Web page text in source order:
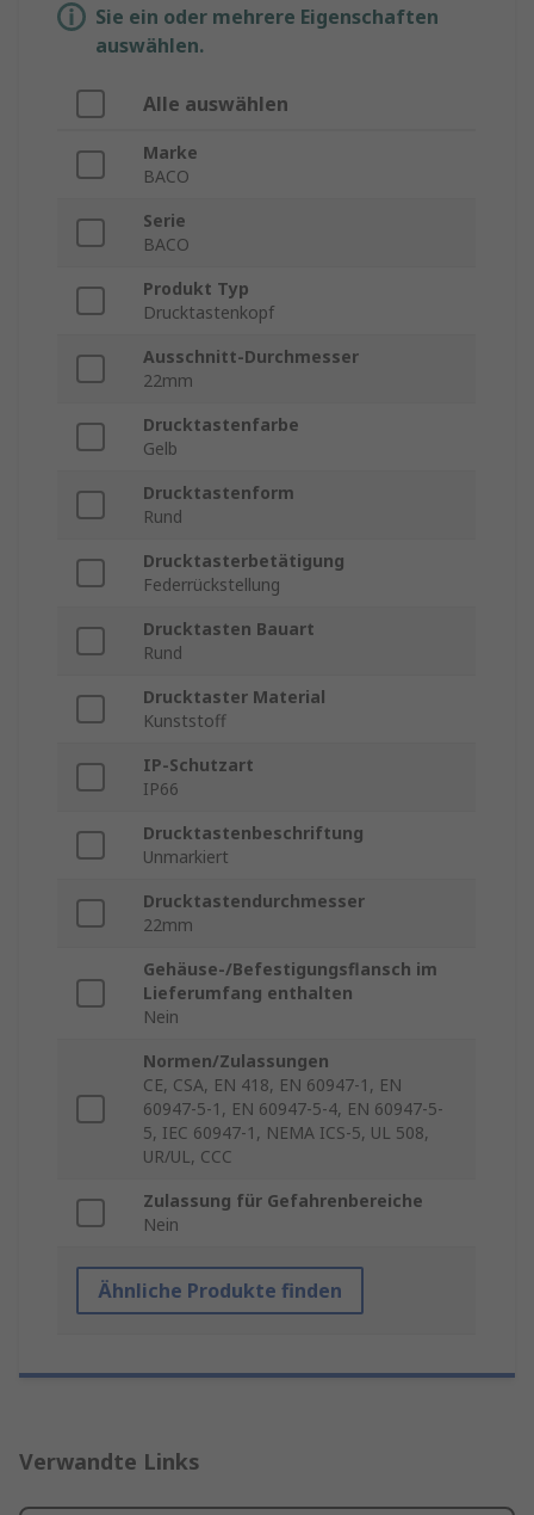
Sie ein oder mehrere Eigenschaften
auswählen.
Alle auswählen
Marke
BACO
Serie
BACO
Produkt Typ
Drucktastenkopf
Ausschnitt-Durchmesser
22mm
Drucktastenfarbe
Gelb
Drucktastenform
Rund
Drucktasterbetätigung
Federrückstellung
Drucktasten Bauart
Rund
Drucktaster Material
Kunststoff
IP-Schutzart
IP66
Drucktastenbeschriftung
Unmarkiert
Drucktastendurchmesser
22mm
Gehäuse-/Befestigungsflansch im
Lieferumfang enthalten
Nein
Normen/Zulassungen
CE, CSA, EN 418, EN 60947-1, EN
60947-5-1, EN 60947-5-4, EN 60947-5-
5, IEC 60947-1, NEMA ICS-5, UL 508,
UR/UL, CCC
Zulassung für Gefahrenbereiche
Nein
Ähnliche Produkte finden
Verwandte Links